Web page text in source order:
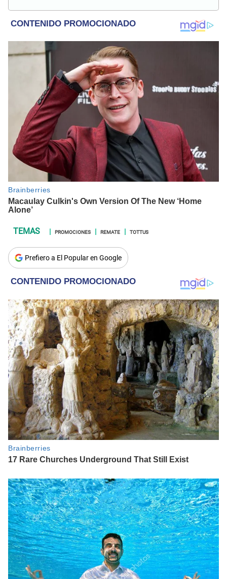
astronómicos, hallazgos y más.
PROMOCIONES REMATE TOTTUS
Prefiero a El Popular en Google